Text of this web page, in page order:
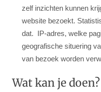
zelf inzichten kunnen
website bezoekt.
dat. IP-adres, welke
geografische situering
van bezoek worden
Wat kan je